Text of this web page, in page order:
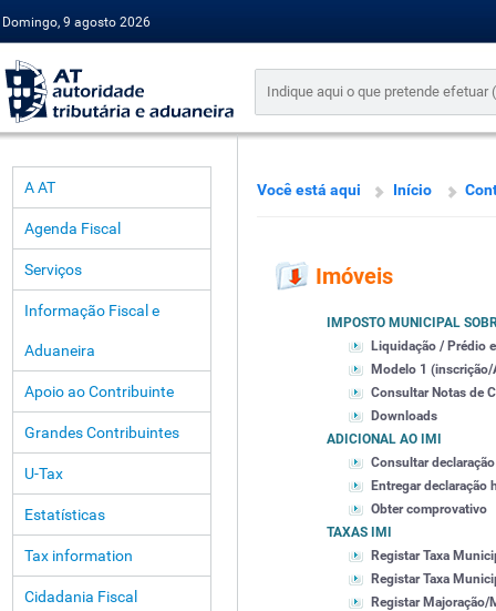
Domingo, 9 agosto 2026
A AT
Agenda Fiscal
Serviços
Informação Fiscal e
Aduaneira
Apoio ao Contribuinte
Grandes Contribuintes
U-Tax
Estatísticas
Tax information
Cidadania Fiscal
Você está aqui Início
Imóveis
IMPOSTO MUNICIPAL
Liquidação / Prédio
Modelo 1
Consultar Notas de
Downloads
ADICIONAL AO IMI
Consultar declaração
Entregar declaração
Obter comprovativo
TAXAS IMI
Registar Taxa
Registar Taxa
Registar Majoração/